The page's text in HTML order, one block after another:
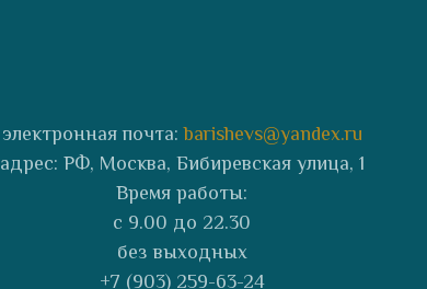
электронная почта:barishevs@yandex.ru
адрес: РФ, Москва, Бибиревская улица, 1
Время работы:
с 9.00 до 22.30
без выходных